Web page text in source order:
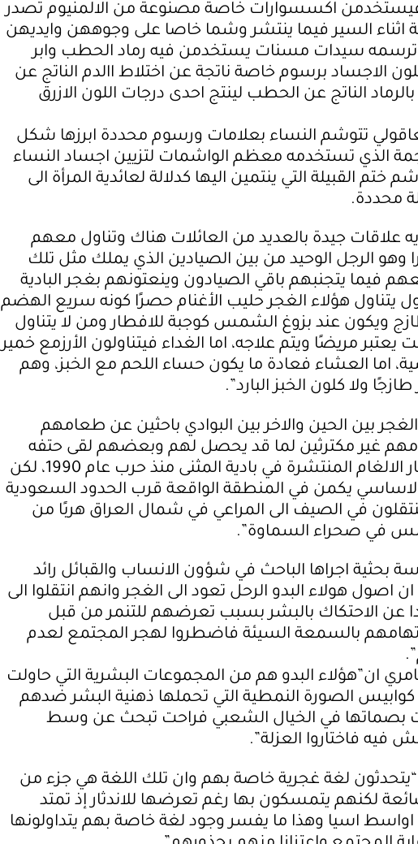
فيستخدمن اكسسوارات خاصة مصنوعة من الالمنيوم تصدر
اثناء السير فيما ينتشر وشما خاصا على وجوههن وايديهن
سيدات مسنات يستخدمن فيه رماد الحطب وابر
الاجساد برسوم خاصة ناتجة عن اختلاط االدم الناتج عن
بالرماد الناتج عن الحطب لينتج احدى درجات اللون الازرق
تتوشم النساء بعلامات ورسوم محددة ابرزها شكل
الذي تستخدمه معظم الواشمات لتزيين اجساد النساء
القبيلة التي ينتمين اليها كدلالة لعائدية المرأة الى
محددة.
علاقات جيدة بالعديد من العائلات هناك وتناول معهم
وهو الرجل الوحيد من بين الصيادين الذي يملك مثل تلك
فيما يتجنبهم باقي الصيادون وينعتونهم بغجر البادية
يتناول هؤلاء الغجر حليب الأغنام حصرًا كونه سريع الهضم
ويكون عند بزوغ الشمس كوجبة للافطار ومن لا يتناول
يعتبر مريضًا ويتم علاجه، اما الغداء فيتناولون الأرزمع خمير
اما العشاء فعادة ما يكون حساء اللحم مع الخبز، وهم
طازجًا ولا كلون الخبز البارد”.
الغجر بين الحين والاخر بين البوادي باحثين عن طعامهم
غير مكترثين لما قد يحصل لهم وبعضهم لقى حتفه
بسبب انفجار الالغام المنتشرة في بادية المثنى منذ حرب عام 1990، لكن
يكمن في المنطقة الواقعة قرب الحدود السعودية
في الصيف الى المراعي في شمال العراق هربًا من
في صحراء السماوة”.
بحثية اجراها الباحث في شؤون الانساب والقبائل رائد
اصول هولاء البدو الرحل تعود الى الغجر وانهم انتقلوا الى
عن الاحتكاك بالبشر بسبب تعرضهم للتنمر من قبل
بالسمعة السيئة فاضطروا لهجر المجتمع لعدم
ان”هؤلاء البدو هم من المجموعات البشرية التي حاولت
الصورة النمطية التي تحملها ذهنية البشر ضدهم
بصماتها في الخيال الشعبي فراحت تبحث عن وسط
فاختاروا العزلة”.
“يتحدثون لغة غجرية خاصة بهم وان تلك اللغة هي جزء من
لكنهم يتمسكون بها رغم تعرضها للاندثار إذ تمتد
اواسط اسيا وهذا ما يفسر وجود لغة خاصة بهم يتداولونها